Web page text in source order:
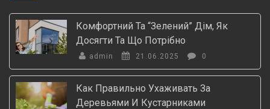
Комфортний Та “зелений” Дім, Як
Досягти Та Що Потрібно
admin 21.06.2025 0
Как Правильно Ухаживать За
Деревьями И Кустарниками